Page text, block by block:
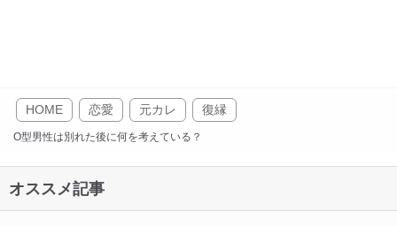
HOME 恋愛 元カレ 復縁
O型男性は別れた後に何を考えている？
オススメ記事